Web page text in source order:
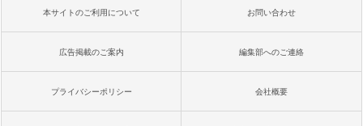
本サイトのご利用について お問い合わせ
広告掲載のご案内 編集部へのご連絡
プライバシーポリシー 会社概要